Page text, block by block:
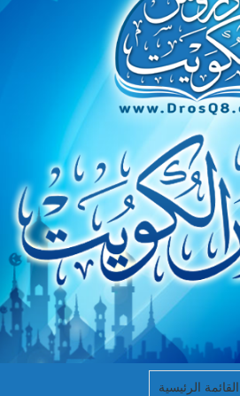
القائمة الرئيسية